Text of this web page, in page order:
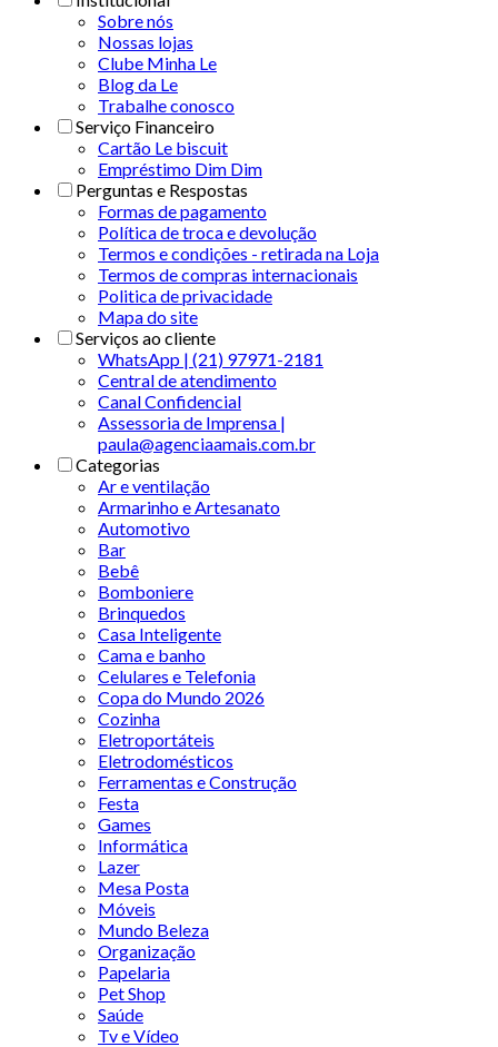
Sobre nós
Nossas lojas
Clube Minha Le
Blog da Le
Trabalhe conosco
Serviço Financeiro
Cartão Le biscuit
Empréstimo Dim Dim
Perguntas e Respostas
Formas de pagamento
Política de troca e devolução
Termos e condições - retirada na Loja
Termos de compras internacionais
Politica de privacidade
Mapa do site
Serviços ao cliente
WhatsApp | (21) 97971-2181
Central de atendimento
Canal Confidencial
Assessoria de Imprensa |
paula@agenciaamais.com.br
Categorias
Ar e ventilação
Armarinho e Artesanato
Automotivo
Bar
Bebê
Bomboniere
Brinquedos
Casa Inteligente
Cama e banho
Celulares e Telefonia
Copa do Mundo 2026
Cozinha
Eletroportáteis
Eletrodomésticos
Ferramentas e Construção
Festa
Games
Informática
Lazer
Mesa Posta
Móveis
Mundo Beleza
Organização
Papelaria
Pet Shop
Saúde
Tv e Vídeo